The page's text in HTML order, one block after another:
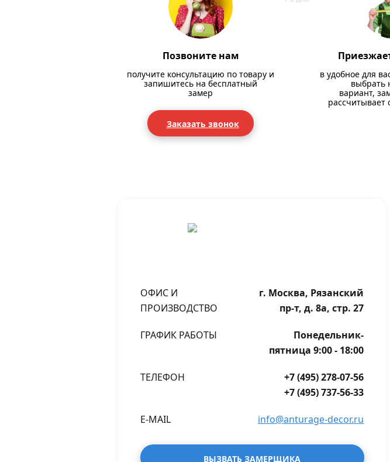
Позвоните нам
получите консультацию по товару и
запишитесь на бесплатный
замер
Заказать звонок
в удобное для
выбрать
вариант,
рассчитывает
ОФИС И
ПРОИЗВОДСТВО
г. Москва, Рязанский
пр-т, д. 8а, стр. 27
ГРАФИК РАБОТЫ
Понедельник-
пятница 9:00 - 18:00
ТЕЛЕФОН
+7 (495) 278-07-56
+7 (495) 737-56-33
E-MAIL info@anturage-decor.ru
ВЫЗВАТЬ ЗАМЕРЩИКА